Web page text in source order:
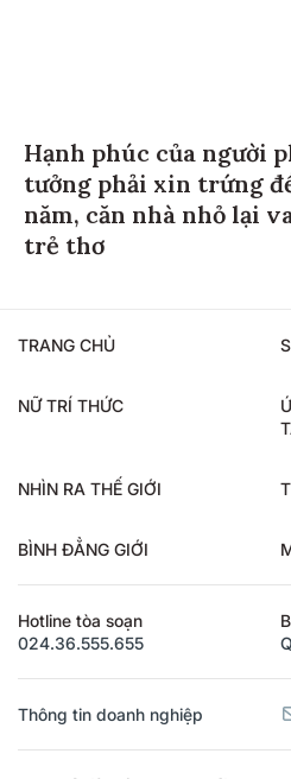
Hạnh phúc của người
tưởng phải xin trứng
năm, căn nhà nhỏ lại
trẻ thơ
TRANG CHỦ
NỮ TRÍ THỨC
NHÌN RA THẾ GIỚI
BÌNH ĐẲNG GIỚI
Hotline tòa soạn
024.36.555.655
Thông tin doanh nghiệp